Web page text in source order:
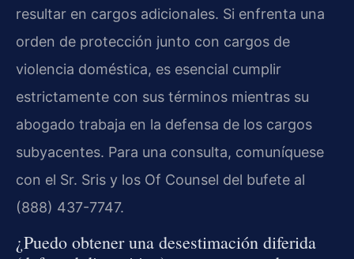
resultar en cargos adicionales. Si enfrenta una
orden de protección junto con cargos de
violencia doméstica, es esencial cumplir
estrictamente con sus términos mientras su
abogado trabaja en la defensa de los cargos
subyacentes. Para una consulta, comuníquese
con el Sr. Sris y los Of Counsel del bufete al
(888) 437-7747.
¿Puedo obtener una desestimación diferida